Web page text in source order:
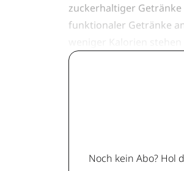
zuckerhaltiger
funktionaler Getränke
Noch kein Abo? Hol